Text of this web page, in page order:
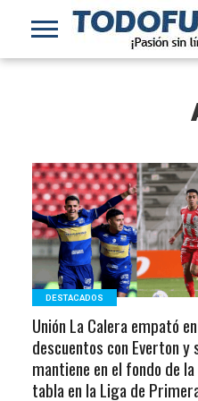
LEER MÁS
DESTACADOS
Unión La Calera empató
descuentos con Everton y
mantiene en el fondo de la
tabla en la Liga de